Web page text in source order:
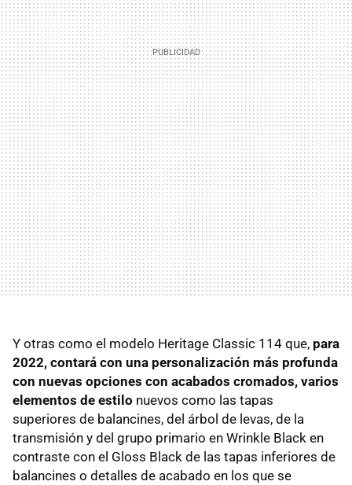
Y otras como el modelo Heritage Classic 114 que, para
2022, contará con una personalización más profunda
con nuevas opciones con acabados cromados, varios
elementos de estilo nuevos como las tapas
superiores de balancines, del árbol de levas, de la
transmisión y del grupo primario en Wrinkle Black en
contraste con el Gloss Black de las tapas inferiores de
balancines o detalles de acabado en los que se